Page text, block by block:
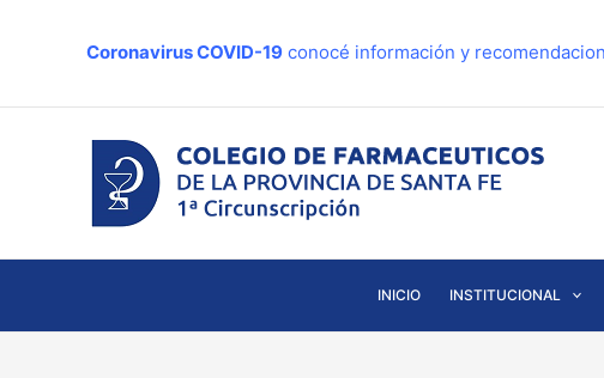
Coronavirus COVID-19 conocé información y
INICIO INSTITUCIONAL